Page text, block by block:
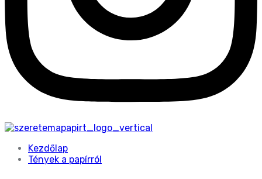
Kezdőlap
Tények a papírról